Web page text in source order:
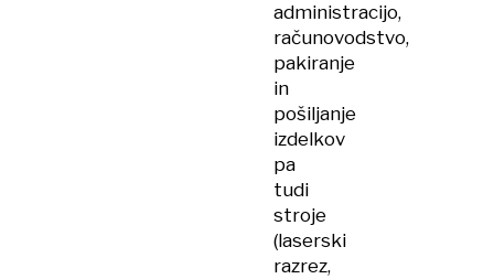
administracijo,
računovodstvo,
pakiranje
in
pošiljanje
izdelkov
pa
tudi
stroje
(laserski
razrez,